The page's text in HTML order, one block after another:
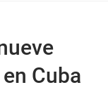
Cuba